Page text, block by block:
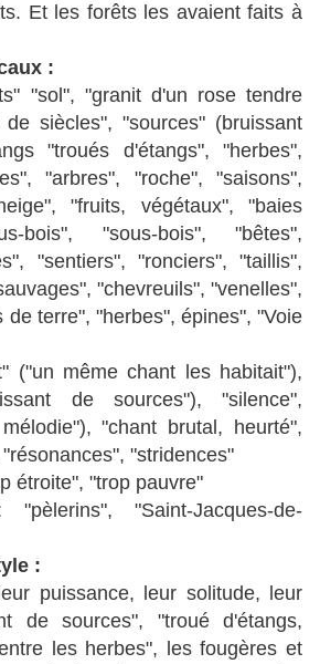
Et les forêts les avaient faits à
:
"sol", "granit d'un rose tendre
siècles", "sources" (bruissant
"troués d'étangs", "herbes",
"arbres", "roche", "saisons",
"fruits, végétaux", "baies
bois", "sous-bois", "bêtes",
"sentiers", "ronciers", "taillis",
"chevreuils", "venelles",
de terre", "herbes", épines", "Voie
("un même chant les habitait"),
de sources"), "silence",
"chant brutal, heurté",
"stridences"
étroite", "trop pauvre"
"Saint-Jacques-de-
:
puissance, leur solitude, leur
de sources", "troué d'étangs,
les herbes", les fougères et